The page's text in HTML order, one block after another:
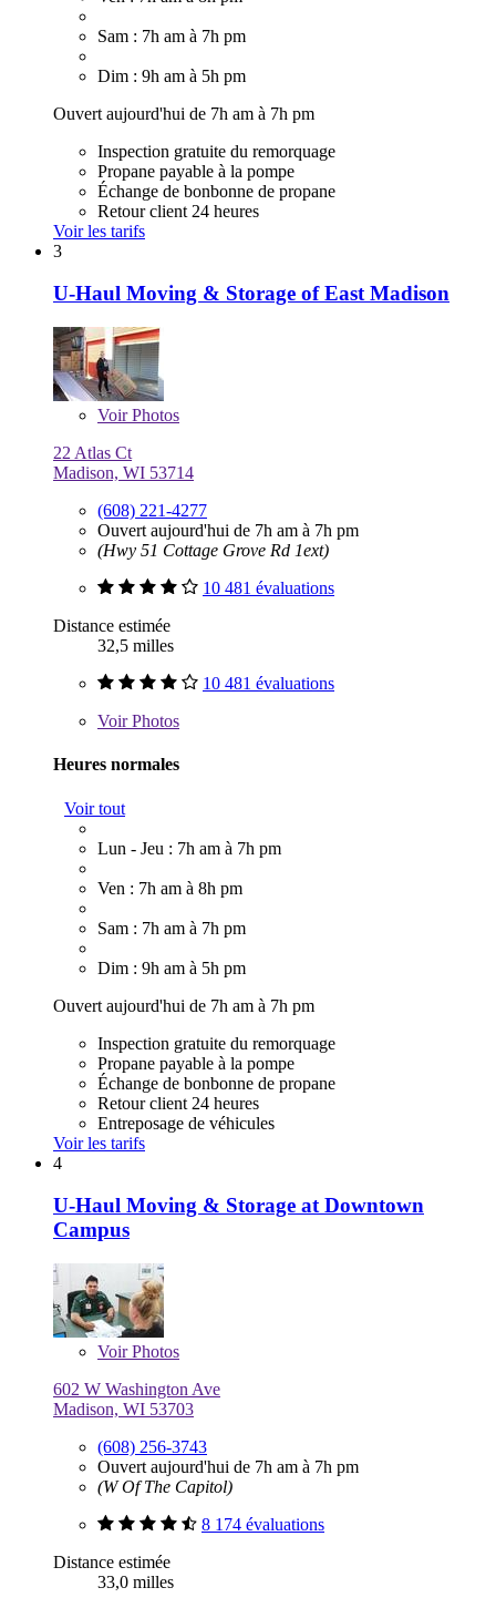
Sam : 7h am à 7h pm
Dim : 9h am à 5h pm
Ouvert aujourd'hui de 7h am à 7h pm
Inspection gratuite du remorquage
Propane payable à la pompe
Échange de bonbonne de propane
Retour client 24 heures
Voir les tarifs
3
U-Haul Moving & Storage of East Madison
VoirPhotos
22 Atlas Ct
Madison, WI 53714
(608) 221-4277
Ouvert aujourd'hui de 7h am à 7h pm
(Hwy 51 Cottage Grove Rd 1ext)
10 481 évaluations
Distance estimée
32,5 milles
10 481 évaluations
VoirPhotos
Heures normales
Voir tout
Lun - Jeu : 7h am à 7h pm
Ven : 7h am à 8h pm
Sam : 7h am à 7h pm
Dim : 9h am à 5h pm
Ouvert aujourd'hui de 7h am à 7h pm
Inspection gratuite du remorquage
Propane payable à la pompe
Échange de bonbonne de propane
Retour client 24 heures
Entreposage de véhicules
Voir les tarifs
4
U-Haul Moving & Storage at Downtown
Campus
VoirPhotos
602 W Washington Ave
Madison, WI 53703
(608) 256-3743
Ouvert aujourd'hui de 7h am à 7h pm
(W Of The Capitol)
8 174 évaluations
Distance estimée
33,0 milles